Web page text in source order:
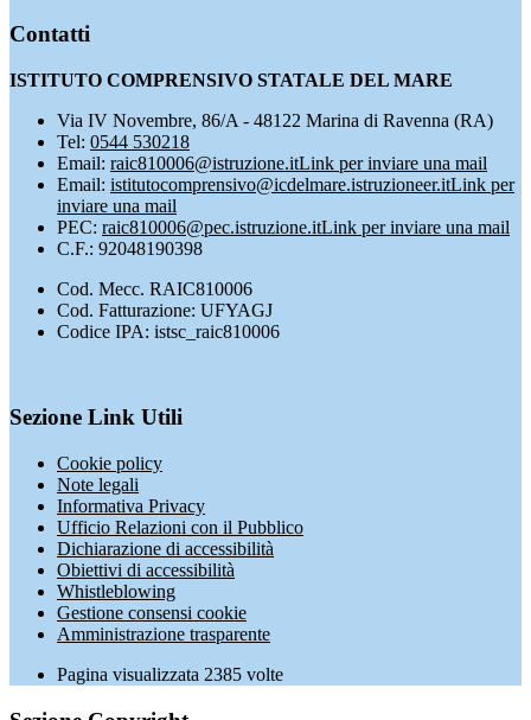
Contatti
ISTITUTO COMPRENSIVO STATALE DEL MARE
Via IV Novembre, 86/A - 48122 Marina di Ravenna (RA)
Tel: 0544 530218
Email: raic810006@istruzione.itLink per inviare una mail
Email: istitutocomprensivo@icdelmare.istruzioneer.itLink per
inviare una mail
PEC: raic810006@pec.istruzione.itLink per inviare una mail
C.F.: 92048190398
Cod. Mecc. RAIC810006
Cod. Fatturazione: UFYAGJ
Codice IPA: istsc_raic810006
Sezione Link Utili
Cookie policy
Note legali
Informativa Privacy
Ufficio Relazioni con il Pubblico
Dichiarazione di accessibilità
Obiettivi di accessibilità
Whistleblowing
Gestione consensi cookie
Amministrazione trasparente
Pagina visualizzata 2385 volte